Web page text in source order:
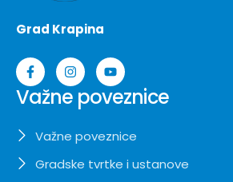
Grad Krapina
Važne poveznice
Važne poveznice
Gradske tvrtke i ustanove